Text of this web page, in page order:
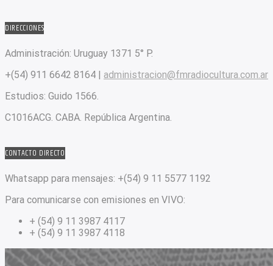
DIRECCIONES
Administración: Uruguay 1371 5° P.
+(54) 911 6642 8164 | administracion@fmradiocultura.com.ar
Estudios: Guido 1566.
C1016ACG. CABA. República Argentina.
CONTACTO DIRECTO
Whatsapp para mensajes: +(54) 9 11 5577 1192
Para comunicarse con emisiones en VIVO:
+ (54) 9 11 3987 4117
+ (54) 9 11 3987 4118